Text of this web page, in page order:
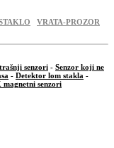
VRATA-PROZOR
senzori - Senzor koji ne
- Detektor lom stakla -
magnetni senzori